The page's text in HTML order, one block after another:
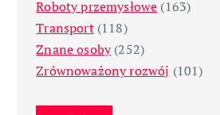
Roboty przemysłowe (163)
Transport(118)
Znane osoby(252)
Zrównoważony rozwój (101)